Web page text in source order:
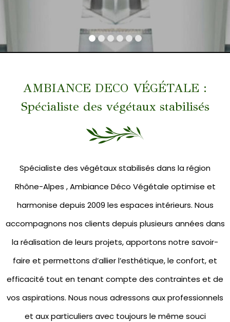
AMBIANCE DECO VÉGÉTALE :
Spécialiste des végétaux stabilisés
Spécialiste des végétaux stabilisés dans la région
Rhône-Alpes , Ambiance Déco Végétale optimise et
harmonise depuis 2009 les espaces intérieurs. Nous
accompagnons nos clients depuis plusieurs années dans
la réalisation de leurs projets, apportons notre savoir-
faire et permettons d’allier l’esthétique, le confort, et
efficacité tout en tenant compte des contraintes et de
vos aspirations. Nous nous adressons aux professionnels
et aux particuliers avec toujours le même souci